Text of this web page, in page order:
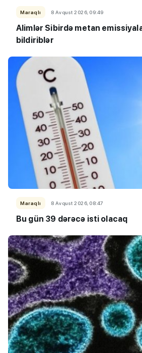
Maraqlı 8 Avqust 2026, 09:49
Alimlər Sibirdə metan
bildiriblər
Maraqlı 8 Avqust 2026, 08:47
Bu gün 39 dərəcə isti olacaq